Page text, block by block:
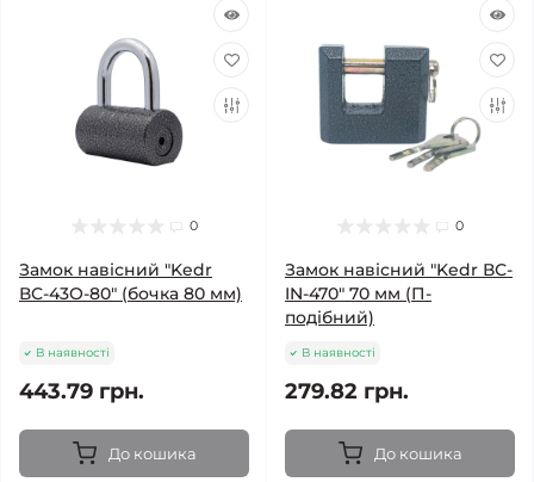
0
Замок навісний "Kedr
ВС-43О-80" (бочка 80 мм)
В наявності
443.79 грн.
До кошика
0
Замок навісний "Kedr ВС-
IN-470" 70 мм (П-
подібний)
В наявності
279.82 грн.
До кошика